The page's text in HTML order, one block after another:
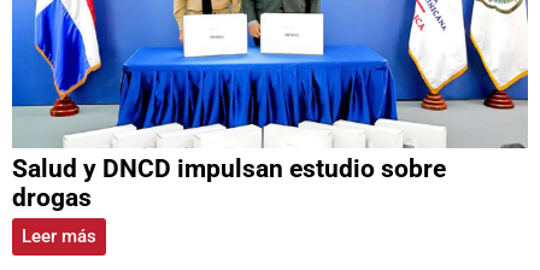
Salud y DNCD impulsan estudio sobre
drogas
Leer más